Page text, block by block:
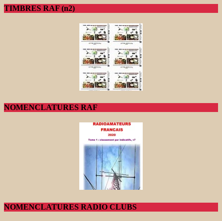
TIMBRES RAF (n2)
NOMENCLATURES RAF
NOMENCLATURES RADIO CLUBS